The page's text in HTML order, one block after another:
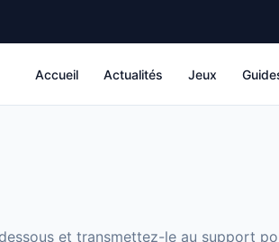
Accueil Actualités Jeux
et transmettez-le au support